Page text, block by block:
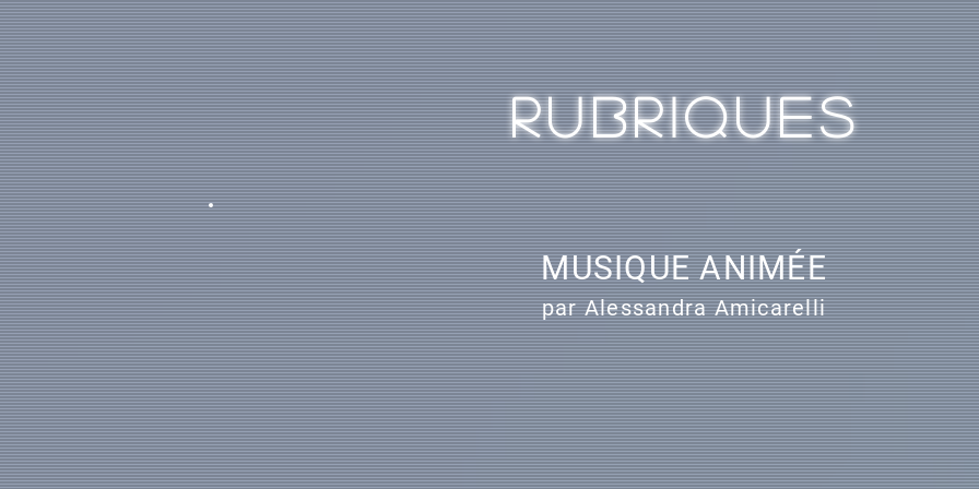
RUBRIQUES
MUSIQUE ANIMÉE
par Alessandra Amicarelli